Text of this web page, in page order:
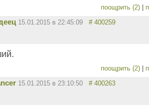
поощрить (2) |
15.01.2015 в 22:45:09 # 400259
поощрить (2) |
15.01.2015 в 23:10:50 # 400263